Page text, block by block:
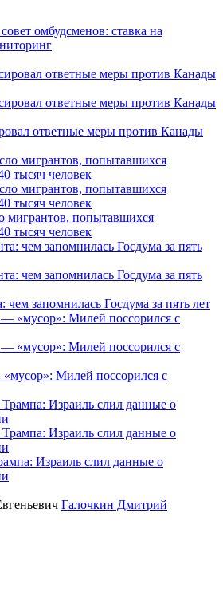
омбудсменов: ставка на
ответные меры против Канады
мигрантов, попытавшихся
тысяч человек
запомнилась Госдума за пять лет
Милей поссорился с
Израиль слил данные о
Галочкин Дмитрий